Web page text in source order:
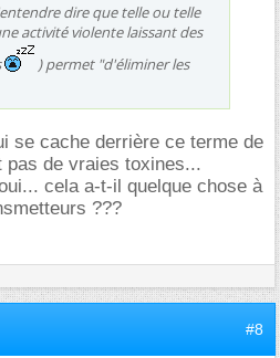
dire que telle ou telle
activité violente laissant des
) permet "d'éliminer les
se cache derrière ce terme de
de vraies toxines...
cela a-t-il quelque chose à
???
#8